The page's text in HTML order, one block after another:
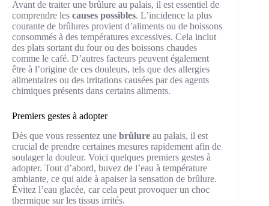
Avant de traiter une brûlure au palais, il est essentiel de
comprendre les causes possibles. L’incidence la plus
courante de brûlures provient d’aliments ou de boissons
consommés à des températures excessives. Cela inclut
des plats sortant du four ou des boissons chaudes
comme le café. D’autres facteurs peuvent également
être à l’origine de ces douleurs, tels que des allergies
alimentaires ou des irritations causées par des agents
chimiques présents dans certains aliments.
Premiers gestes à adopter
Dès que vous ressentez une brûlure au palais, il est
crucial de prendre certaines mesures rapidement afin de
soulager la douleur. Voici quelques premiers gestes à
adopter. Tout d’abord, buvez de l’eau à température
ambiante, ce qui aide à apaiser la sensation de brûlure.
Évitez l’eau glacée, car cela peut provoquer un choc
thermique sur les tissus irrités.